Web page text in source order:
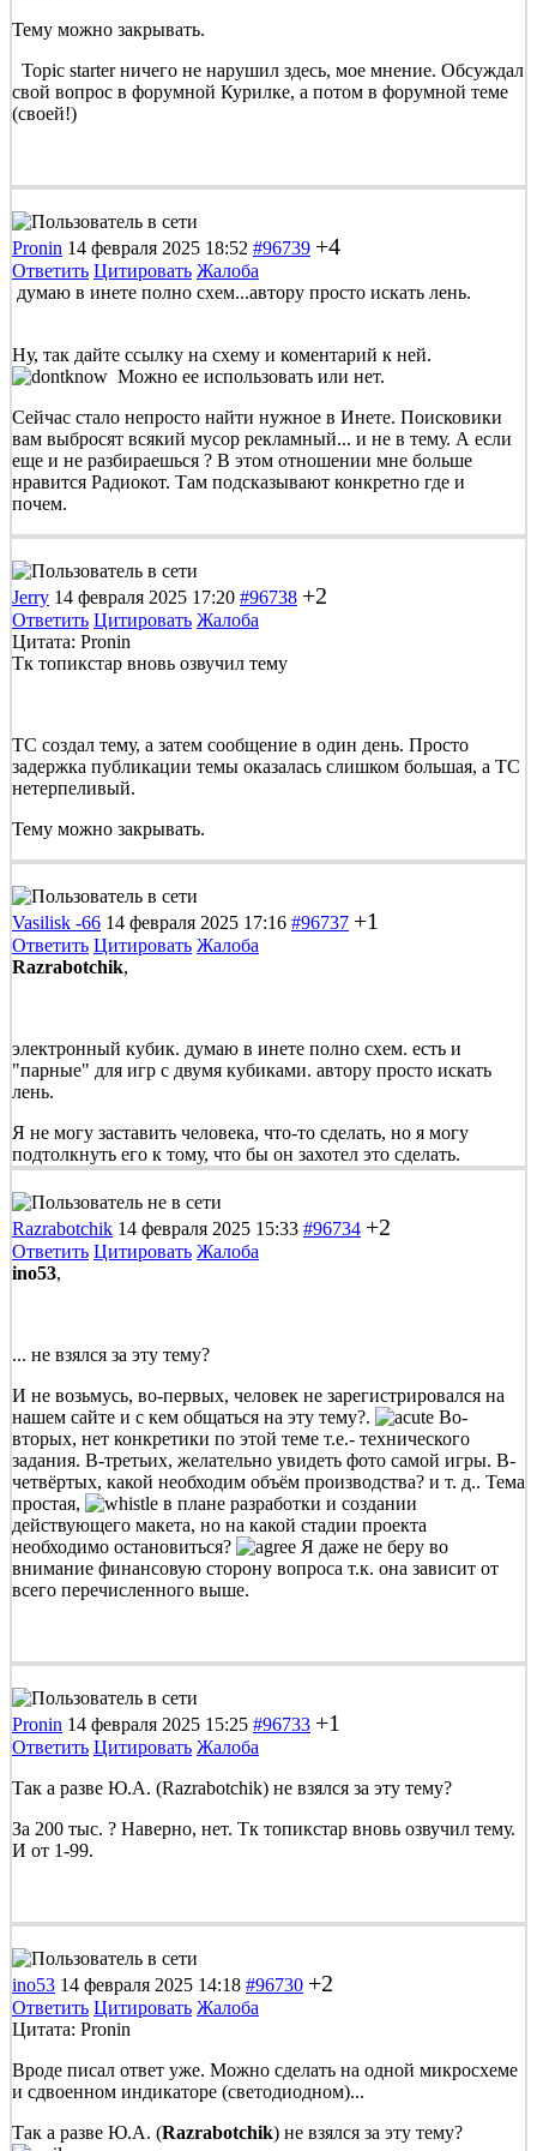
Тему можно закрывать.
Topic starter ничего не нарушил здесь, мое мнение. Обсуждал
свой вопрос в форумной Курилке, а потом в форумной теме
(своей!)
Pronin 14 февраля 2025 18:52 #96739 +4
Ответить Цитировать Жалоба
думаю в инете полно схем...автору просто искать лень.
Ну, так дайте ссылку на схему и коментарий к ней.
Можно ее использовать или нет.
Сейчас стало непросто найти нужное в Инете. Поисковики
вам выбросят всякий мусор рекламный... и не в тему. А если
еще и не разбираешься ? В этом отношении мне больше
нравится Радиокот. Там подсказывают конкретно где и
почем.
Jerry 14 февраля 2025 17:20 #96738 +2
Ответить Цитировать Жалоба
Цитата: Pronin
Тк топикстар вновь озвучил тему
ТС создал тему, а затем сообщение в один день. Просто
задержка публикации темы оказалась слишком большая, а ТС
нетерпеливый.
Тему можно закрывать.
Vasilisk -66 14 февраля 2025 17:16 #96737 +1
Ответить Цитировать Жалоба
Razrabotchik,
электронный кубик. думаю в инете полно схем. есть и
"парные" для игр с двумя кубиками. автору просто искать
лень.
Я не могу заставить человека, что-то сделать, но я могу
подтолкнуть его к тому, что бы он захотел это сделать.
Razrabotchik 14 февраля 2025 15:33 #96734 +2
Ответить Цитировать Жалоба
ino53,
... не взялся за эту тему?
И не возьмусь, во-первых, человек не зарегистрировался на
нашем сайте и с кем общаться на эту тему?.
Во-
вторых, нет конкретики по этой теме т.е.- технического
задания. В-третьих, желательно увидеть фото самой игры. В-
четвёртых, какой необходим объём производства? и т. д.. Тема
простая,
в плане разработки и создании
действующего макета, но на какой стадии проекта
необходимо остановиться?
Я даже не беру во
внимание финансовую сторону вопроса т.к. она зависит от
всего перечисленного выше.
Pronin 14 февраля 2025 15:25 #96733 +1
Ответить Цитировать Жалоба
Так а разве Ю.А. (Razrabotchik) не взялся за эту тему?
За 200 тыс. ? Наверно, нет. Тк топикстар вновь озвучил тему.
И от 1-99.
ino53 14 февраля 2025 14:18 #96730 +2
Ответить Цитировать Жалоба
Цитата: Pronin
Вроде писал ответ уже. Можно сделать на одной микросхеме
и сдвоенном индикаторе (светодиодном)...
Так а разве Ю.А. (Razrabotchik) не взялся за эту тему?